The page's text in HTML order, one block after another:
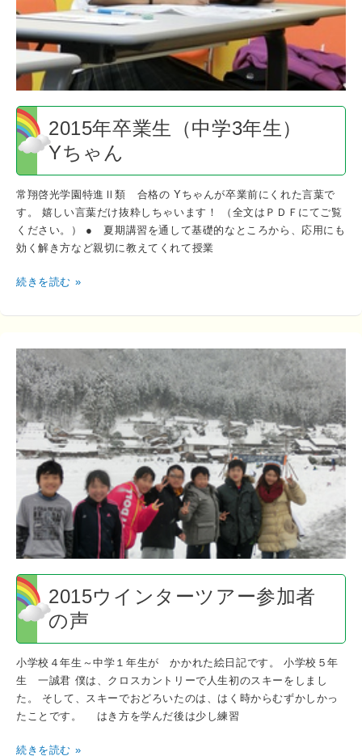
2015年卒業生（中学3年生）
Yちゃん
常翔啓光学園特進Ⅱ類 合格の Yちゃんが卒業前にくれた言葉で
す。 嬉しい言葉だけ抜粋しちゃいます！ （全文はＰＤＦにてご覧
ください。） ● 夏期講習を通して基礎的なところから、応用にも
効く解き方など親切に教えてくれて授業
3
年
生）
Y
ち
ん
続きを読む »
2015ウインターツアー参加者
の声
小学校４年生～中学１年生が かかれた絵日記です。 小学校５年
生 一誠君 僕は、クロスカントリーで人生初のスキーをしまし
た。 そして、スキーでおどろいたのは、はく時からむずかしかっ
たことです。 はき方を学んだ後は少し練習
2015
ウ
イ
ン
タ
ー
ツ
ー
参
加
者
声
続きを読む »